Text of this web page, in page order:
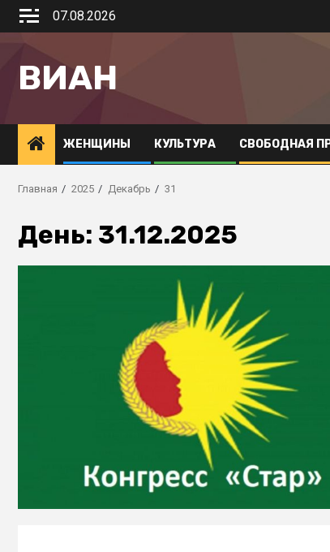
07.08.2026
ВИАН
ЖЕНЩИНЫ КУЛЬТУРА СВОБОДНАЯ
Главная 2025 Декабрь 31
День: 31.12.2025